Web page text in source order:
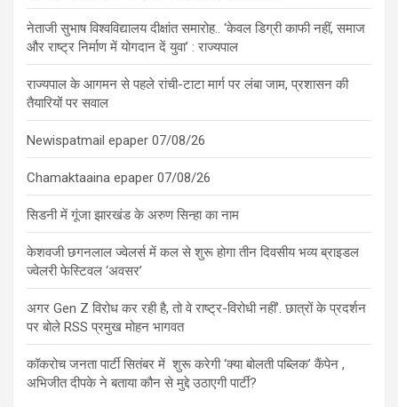
नेताजी सुभाष विश्वविद्यालय दीक्षांत समारोह.. ‘केवल डिग्री काफी नहीं, समाज
और राष्ट्र निर्माण में योगदान दें युवा’ : राज्यपाल
राज्यपाल के आगमन से पहले रांची-टाटा मार्ग पर लंबा जाम, प्रशासन की
तैयारियों पर सवाल
Newispatmail epaper 07/08/26
Chamaktaaina epaper 07/08/26
सिडनी में गूंजा झारखंड के अरुण सिन्हा का नाम
केशवजी छगनलाल ज्वेलर्स में कल से शुरू होगा तीन दिवसीय भव्य ब्राइडल
ज्वेलरी फेस्टिवल ‘अवसर’
अगर Gen Z विरोध कर रही है, तो वे राष्ट्र-विरोधी नहीं’. छात्रों के प्रदर्शन
पर बोले RSS प्रमुख मोहन भागवत
कॉकरोच जनता पार्टी सितंबर में शुरू करेगी ‘क्या बोलती पब्लिक’ कैंपेन ,
अभिजीत दीपके ने बताया कौन से मुद्दे उठाएगी पार्टी?